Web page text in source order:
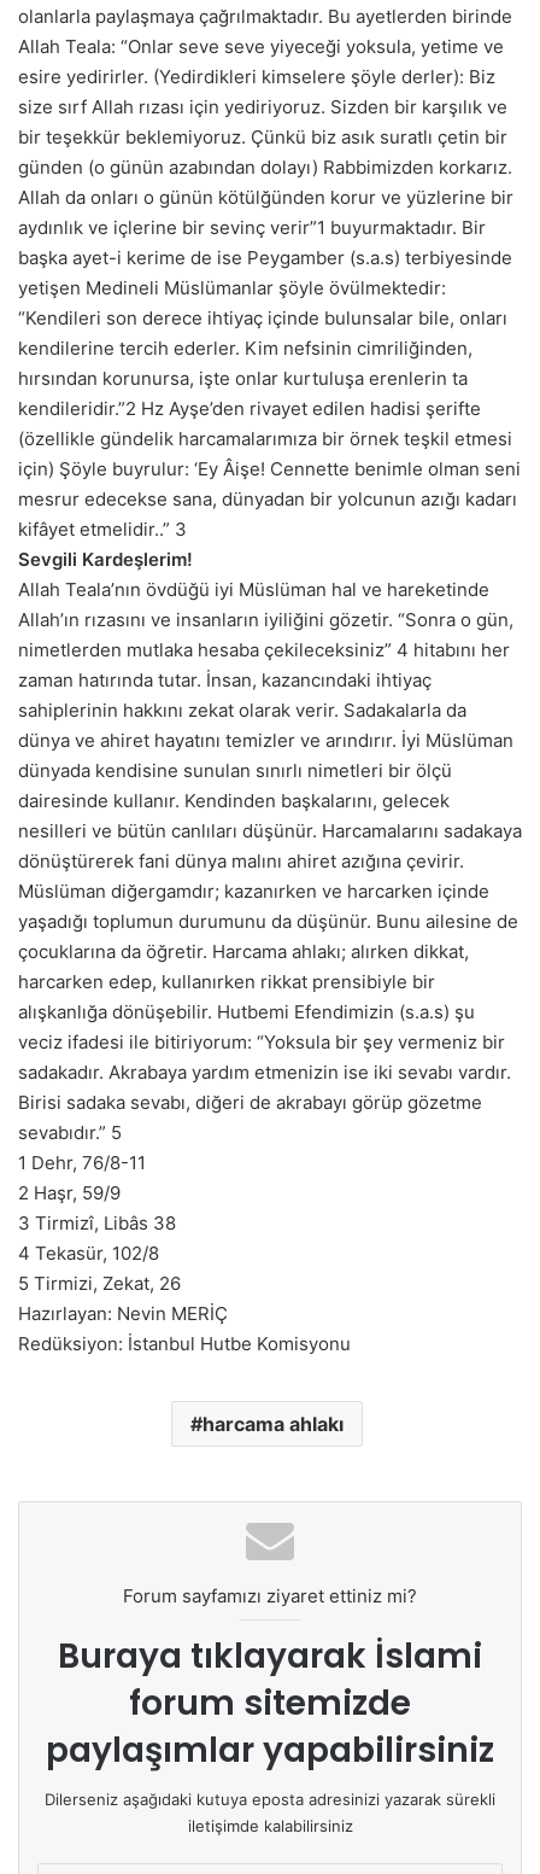
olanlarla paylaşmaya çağrılmaktadır. Bu ayetlerden birinde
Allah Teala: “Onlar seve seve yiyeceği yoksula, yetime ve
esire yedirirler. (Yedirdikleri kimselere şöyle derler): Biz
size sırf Allah rızası için yediriyoruz. Sizden bir karşılık ve
bir teşekkür beklemiyoruz. Çünkü biz asık suratlı çetin bir
günden (o günün azabından dolayı) Rabbimizden korkarız.
Allah da onları o günün kötülğünden korur ve yüzlerine bir
aydınlık ve içlerine bir sevinç verir”1 buyurmaktadır. Bir
başka ayet-i kerime de ise Peygamber (s.a.s) terbiyesinde
yetişen Medineli Müslümanlar şöyle övülmektedir:
“Kendileri son derece ihtiyaç içinde bulunsalar bile, onları
kendilerine tercih ederler. Kim nefsinin cimriliğinden,
hırsından korunursa, işte onlar kurtuluşa erenlerin ta
kendileridir.”2 Hz Ayşe’den rivayet edilen hadisi şerifte
(özellikle gündelik harcamalarımıza bir örnek teşkil etmesi
için) Şöyle buyrulur: ‘Ey Âişe! Cennette benimle olman seni
mesrur edecekse sana, dünyadan bir yolcunun azığı kadarı
kifâyet etmelidir..” 3
Sevgili Kardeşlerim!
Allah Teala’nın övdüğü iyi Müslüman hal ve hareketinde
Allah’ın rızasını ve insanların iyiliğini gözetir. “Sonra o gün,
nimetlerden mutlaka hesaba çekileceksiniz” 4 hitabını her
zaman hatırında tutar. İnsan, kazancındaki ihtiyaç
sahiplerinin hakkını zekat olarak verir. Sadakalarla da
dünya ve ahiret hayatını temizler ve arındırır. İyi Müslüman
dünyada kendisine sunulan sınırlı nimetleri bir ölçü
dairesinde kullanır. Kendinden başkalarını, gelecek
nesilleri ve bütün canlıları düşünür. Harcamalarını sadakaya
dönüştürerek fani dünya malını ahiret azığına çevirir.
Müslüman diğergamdır; kazanırken ve harcarken içinde
yaşadığı toplumun durumunu da düşünür. Bunu ailesine de
çocuklarına da öğretir. Harcama ahlakı; alırken dikkat,
harcarken edep, kullanırken rikkat prensibiyle bir
alışkanlığa dönüşebilir. Hutbemi Efendimizin (s.a.s) şu
veciz ifadesi ile bitiriyorum: “Yoksula bir şey vermeniz bir
sadakadır. Akrabaya yardım etmenizin ise iki sevabı vardır.
Birisi sadaka sevabı, diğeri de akrabayı görüp gözetme
sevabıdır.” 5
1 Dehr, 76/8-11
2 Haşr, 59/9
3 Tirmizî, Libâs 38
4 Tekasür, 102/8
5 Tirmizi, Zekat, 26
Hazırlayan: Nevin MERİÇ
Redüksiyon: İstanbul Hutbe Komisyonu
harcama ahlakı
Forum sayfamızı ziyaret ettiniz mi?
Buraya tıklayarak İslami
forum sitemizde
paylaşımlar yapabilirsiniz
Dilerseniz aşağıdaki kutuya eposta adresinizi yazarak sürekli
iletişimde kalabilirsiniz